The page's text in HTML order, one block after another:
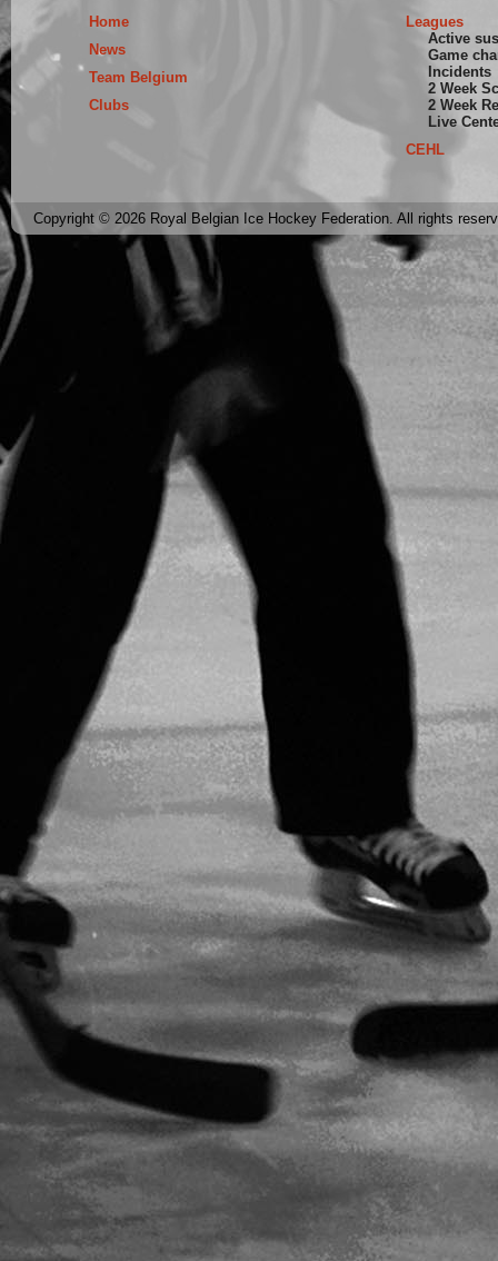
Home
News
Team Belgium
Clubs
Leagues
Active
Game
Incidents
2 Week
2 Week
Live
CEHL
Copyright © 2026 Royal Belgian Ice Hockey Federation. All rights